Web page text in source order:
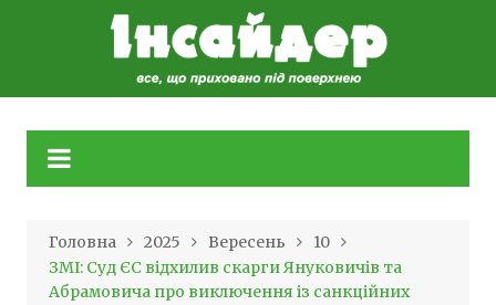
Головна 2025 Вересень
10
ЗМІ: Суд ЄС відхилив скарги Януковичів та
Абрамовича про виключення із санкційних